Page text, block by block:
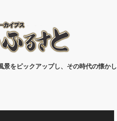
をピックアップし、その時代の懐か